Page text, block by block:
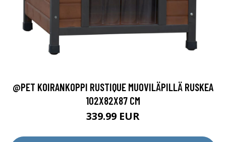
@PET KOIRANKOPPI RUSTIQUE MUOVILÄPILLÄ RUSKEA
102X82X87 CM
339.99 EUR